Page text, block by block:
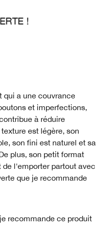
!
qui a une couvrance
et imperfections,
à réduire
est légère, son
son fini est naturel et sa
plus, son petit format
l'emporter partout avec
que je recommande
recommande ce produit